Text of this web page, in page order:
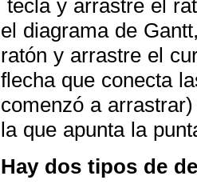
tecla y arrastre el
el diagrama de
ratón y arrastre el
flecha que conecta
comenzó a
la que apunta la
Hay dos tipos de